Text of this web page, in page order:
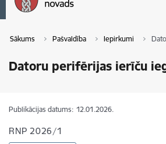
Sākums Pašvaldība Iepirkumi
Datoru perifērijas ierīču
Publikācijas datums: 12.01.2026.
RNP 2026/1